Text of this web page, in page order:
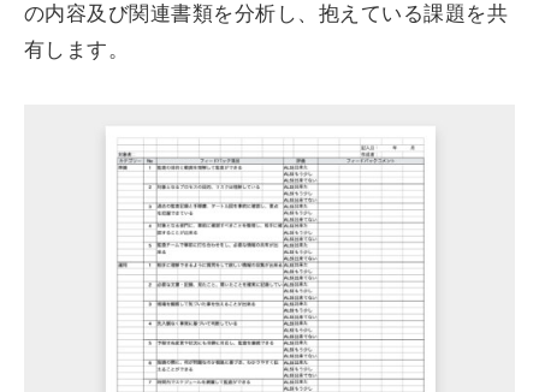
の内容及び関連書類を分析し、抱えている課題を共
有します。